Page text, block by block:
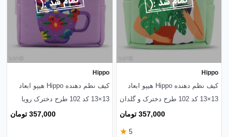
Hippo
کیف نظم دهنده Hippo هیپو ابعاد
13×13 کد 102 طرح دخترک و گلدان
357,000 تومان
5
★
Hippo
کیف نظم دهنده Hippo هیپو ابعاد
13×13 کد 102 طرح دخترک رویا
357,000 تومان